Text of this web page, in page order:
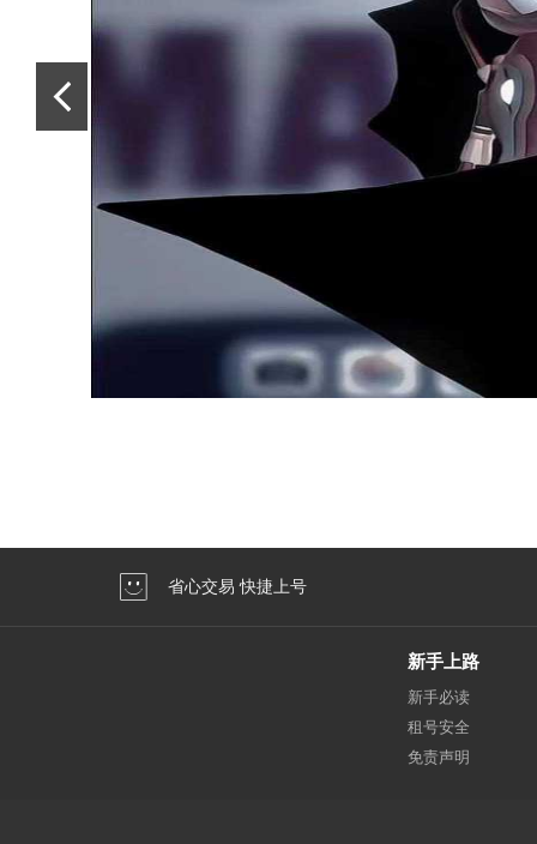
省心交易 快捷上号
新手上路
新手必读
租号安全
免责声明